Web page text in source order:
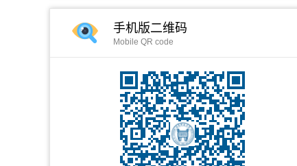
手机版二维码
Mobile QR code